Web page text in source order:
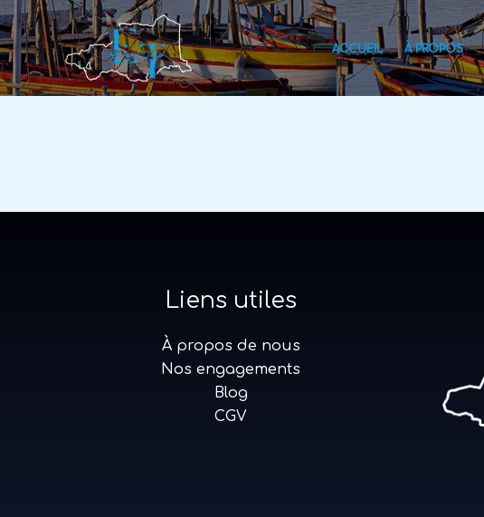
Aller
au
contenu
ACCUEIL À PROPOS
Liens utiles
À propos de nous
Nos engagements
Blog
CGV